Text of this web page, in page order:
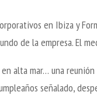
en Ibiza y
de la empresa. El
alta mar… una
señalado,